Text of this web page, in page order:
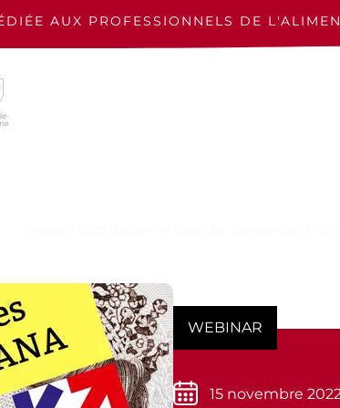
AUX PROFESSIONNELS DE
WEBINAR
15 novembre